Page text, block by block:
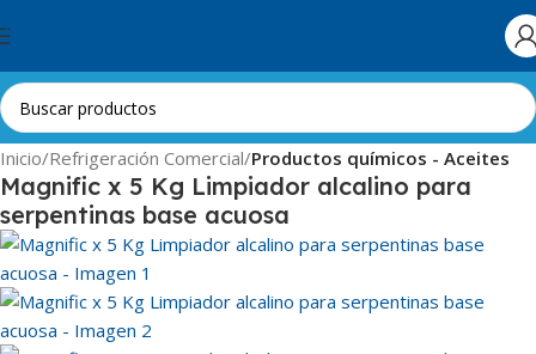
Skip to navigation
Inicio Refrigeración Comercial Productos químicos - Aceites
Magnific x 5 Kg Limpiador alcalino para
serpentinas base acuosa